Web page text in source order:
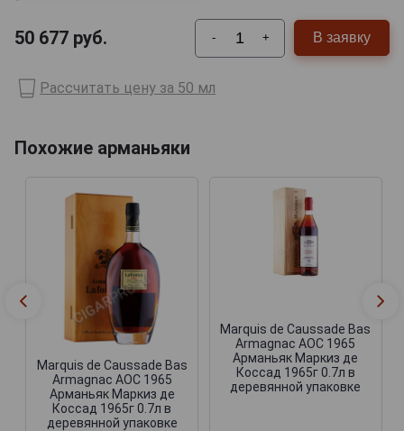
50 677 руб. - + В заявку
Рассчитать цену за 50 мл
Похожие арманьяки
Marquis de Caussade Bas
Armagnac AOC 1965
Арманьяк Маркиз де
Коссад 1965г 0.7л в
деревянной упаковке
Marquis de Caussade Bas
Armagnac AOC 1965
Арманьяк Маркиз де
Коссад 1965г 0.7л в
деревянной упаковке